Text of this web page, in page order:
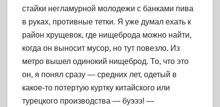
стайки негламурной молодежи с банками пива
в руках, противные тетки. Я уже думал ехать к
район хрущевок, где нищеброда можно найти,
когда он выносит мусор, но тут повезло. Из
метро вышел одинокий нищеброд. То, что это
он, я понял сразу — средних лет, одетый в
какое-то потертую куртку китайского или
турецкого производства — буэээ! —